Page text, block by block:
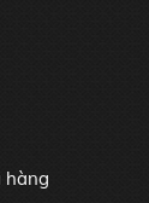
hàng